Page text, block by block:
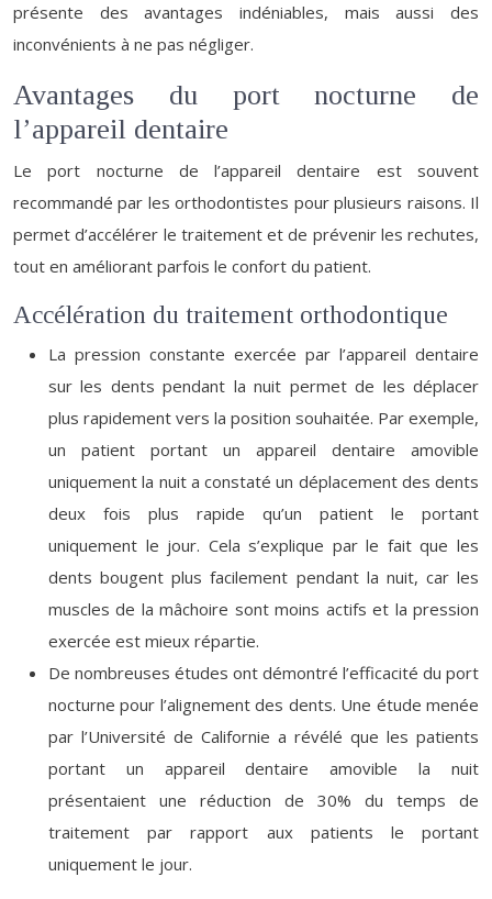
présente des avantages indéniables, mais aussi des
inconvénients à ne pas négliger.
Avantages du port nocturne de
l’appareil dentaire
Le port nocturne de l’appareil dentaire est souvent
recommandé par les orthodontistes pour plusieurs raisons. Il
permet d’accélérer le traitement et de prévenir les rechutes,
tout en améliorant parfois le confort du patient.
Accélération du traitement orthodontique
La pression constante exercée par l’appareil dentaire
sur les dents pendant la nuit permet de les déplacer
plus rapidement vers la position souhaitée. Par exemple,
un patient portant un appareil dentaire amovible
uniquement la nuit a constaté un déplacement des dents
deux fois plus rapide qu’un patient le portant
uniquement le jour. Cela s’explique par le fait que les
dents bougent plus facilement pendant la nuit, car les
muscles de la mâchoire sont moins actifs et la pression
exercée est mieux répartie.
De nombreuses études ont démontré l’efficacité du port
nocturne pour l’alignement des dents. Une étude menée
par l’Université de Californie a révélé que les patients
portant un appareil dentaire amovible la nuit
présentaient une réduction de 30% du temps de
traitement par rapport aux patients le portant
uniquement le jour.